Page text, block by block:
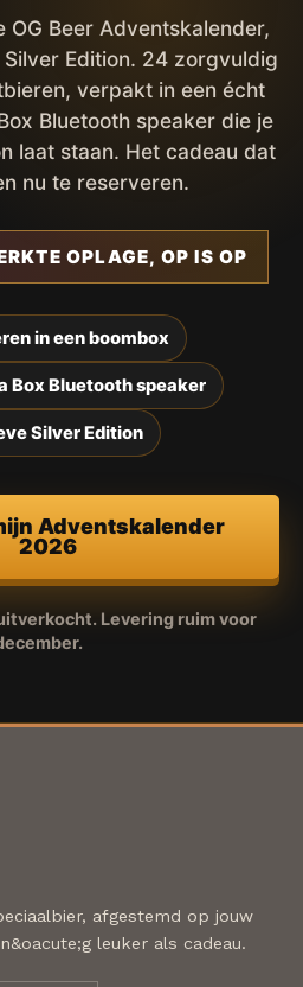
OG Beer Adventskalender,
Edition. 24 zorgvuldig
verpakt in een écht
Bluetooth speaker die je
laat staan. Het cadeau dat
nu te reserveren.
OPLAGE, OP IS OP
in een boombox
Box Bluetooth speaker
Silver Edition
Adventskalender
2026
Levering ruim voor
afgestemd op jouw
leuker als cadeau.